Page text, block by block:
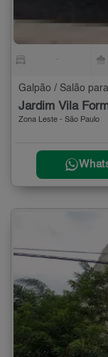
Galpão / Salão
Jardim Vila
Zona Leste - São Paulo